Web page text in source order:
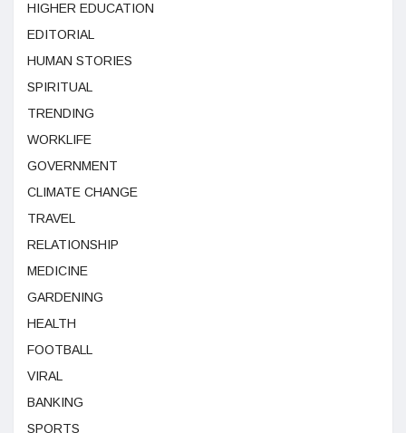
HIGHER EDUCATION
EDITORIAL
HUMAN STORIES
SPIRITUAL
TRENDING
WORKLIFE
GOVERNMENT
CLIMATE CHANGE
TRAVEL
RELATIONSHIP
MEDICINE
GARDENING
HEALTH
FOOTBALL
VIRAL
BANKING
SPORTS